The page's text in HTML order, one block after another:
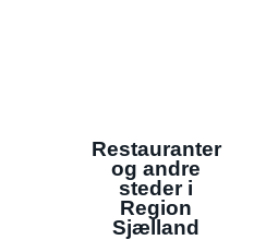
Restauranter
og andre
steder i
Region
Sjælland